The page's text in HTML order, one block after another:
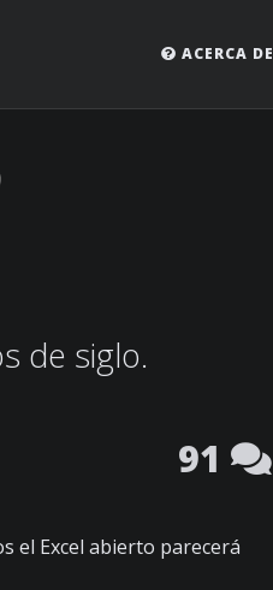
ACERCA DE
de siglo.
91
el Excel abierto parecerá